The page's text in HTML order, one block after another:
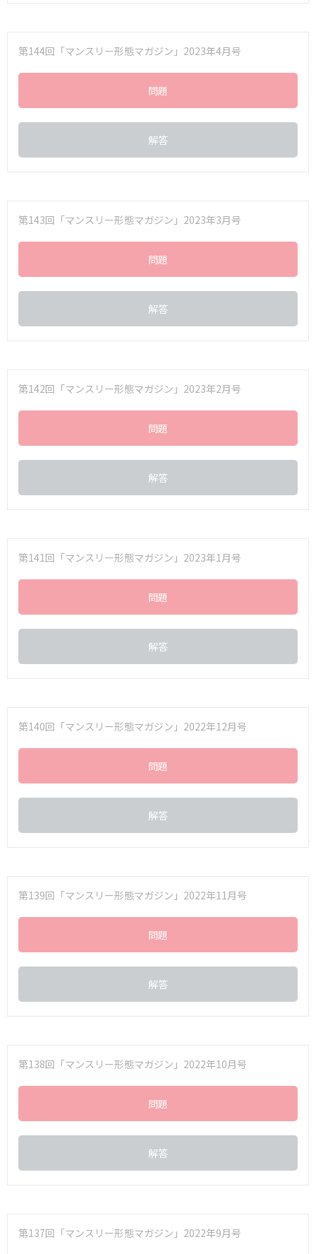
第144回「マンスリー形態マガジン」2023年4月号
問題
解答
第143回「マンスリー形態マガジン」2023年3月号
問題
解答
第142回「マンスリー形態マガジン」2023年2月号
問題
解答
第141回「マンスリー形態マガジン」2023年1月号
問題
解答
第140回「マンスリー形態マガジン」2022年12月号
問題
解答
第139回「マンスリー形態マガジン」2022年11月号
問題
解答
第138回「マンスリー形態マガジン」2022年10月号
問題
解答
第137回「マンスリー形態マガジン」2022年9月号